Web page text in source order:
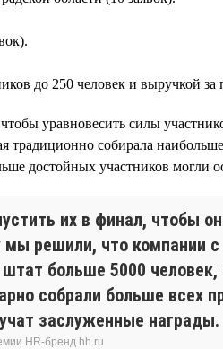
до 250 человек и выручкой
уравновесить силы
традиционно собирала
достойных участников могли
их в финал, чтобы
решили, что компании
больше 5000
собрали больше всех
заслуженные награды.
HR-бренд hh.ru